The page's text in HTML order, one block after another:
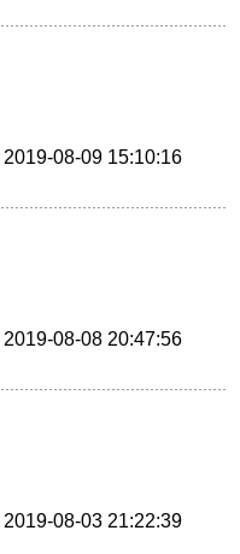
2019-08-09 15:10:16
2019-08-08 20:47:56
2019-08-03 21:22:39